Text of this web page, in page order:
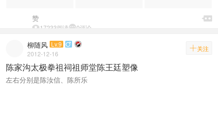


赞
17233阅读0评论
关注
柳随风 Lv.9 
2012-12-16
陈家沟太极拳祖祠祖师堂陈王廷塑像
左右分别是陈汝信、陈所乐